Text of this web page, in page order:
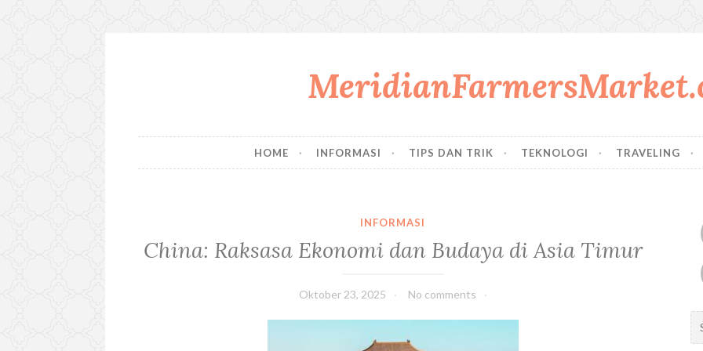
e
HOME INFORMASI TIPS DAN TRIK TEKNOLOGI TRAVELING
INFORMASI
China: Raksasa Ekonomi dan Budaya di Asia Timur
Oktober 23, 2025 No comments